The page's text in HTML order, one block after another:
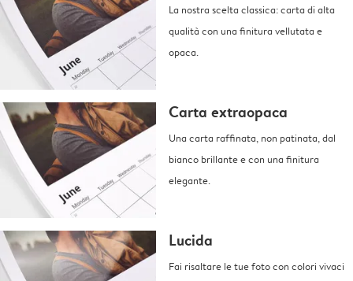
La nostra scelta classica: carta di alta
qualità con una finitura vellutata e
opaca.
Carta extraopaca
Una carta raffinata, non patinata, dal
bianco brillante e con una finitura
elegante.
Lucida
Fai risaltare le tue foto con colori vivaci